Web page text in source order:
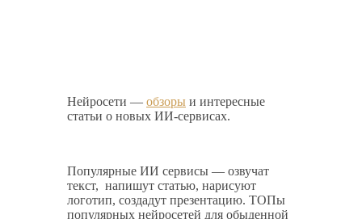
Нейросети — обзоры и интересные
статьи о новых ИИ-сервисах.
Популярные ИИ сервисы — озвучат
текст, напишут статью, нарисуют
логотип, создадут презентацию. ТОПы
популярных нейросетей для обыденной